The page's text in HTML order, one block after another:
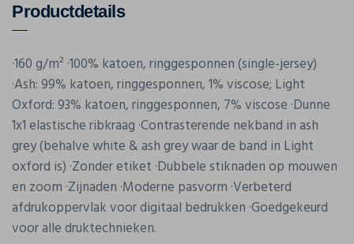
Productdetails
·160 g/m² ·100% katoen, ringgesponnen (single-jersey)
·Ash: 99% katoen, ringgesponnen, 1% viscose; Light
Oxford: 93% katoen, ringgesponnen, 7% viscose ·Dunne
1x1 elastische ribkraag ·Contrasterende nekband in ash
grey (behalve white & ash grey waar de band in Light
oxford is) ·Zonder etiket ·Dubbele stiknaden op mouwen
en zoom ·Zijnaden ·Moderne pasvorm ·Verbeterd
afdrukoppervlak voor digitaal bedrukken ·Goedgekeurd
voor alle druktechnieken.